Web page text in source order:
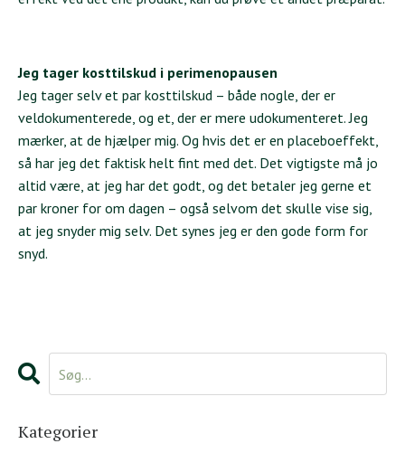
Jeg tager kosttilskud i perimenopausen
Jeg tager selv et par kosttilskud – både nogle, der er
veldokumenterede, og et, der er mere udokumenteret. Jeg
mærker, at de hjælper mig. Og hvis det er en placeboeffekt,
så har jeg det faktisk helt fint med det. Det vigtigste må jo
altid være, at jeg har det godt, og det betaler jeg gerne et
par kroner for om dagen – også selvom det skulle vise sig,
at jeg snyder mig selv. Det synes jeg er den gode form for
snyd.
Kategorier